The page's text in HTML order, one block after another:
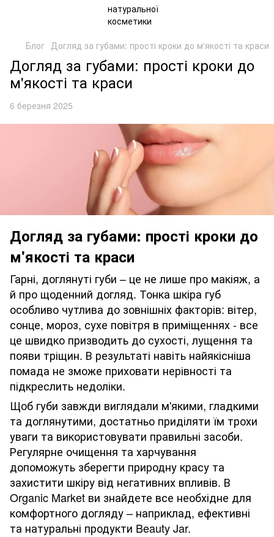
Блог Догляд за губами: прості кроки до м'якості та краси
Догляд за губами: прості кроки до
м'якості та краси
6 березня 2025
Догляд за губами: прості кроки до
м'якості та краси
Гарні, доглянуті губи – це не лише про макіяж, а
й про щоденний догляд. Тонка шкіра губ
особливо чутлива до зовнішніх факторів: вітер,
сонце, мороз, сухе повітря в приміщеннях - все
це швидко призводить до сухості, лущення та
появи тріщин. В результаті навіть найякісніша
помада не зможе приховати нерівності та
підкреслить недоліки.
Щоб губи завжди виглядали м'якими, гладкими
та доглянутими, достатньо приділяти їм трохи
уваги та використовувати правильні засоби.
Регулярне очищення та харчування
допоможуть зберегти природну красу та
захистити шкіру від негативних впливів. В
Organic Market ви знайдете все необхідне для
комфортного догляду – наприклад, ефективні
та натуральні продукти Beauty Jar.